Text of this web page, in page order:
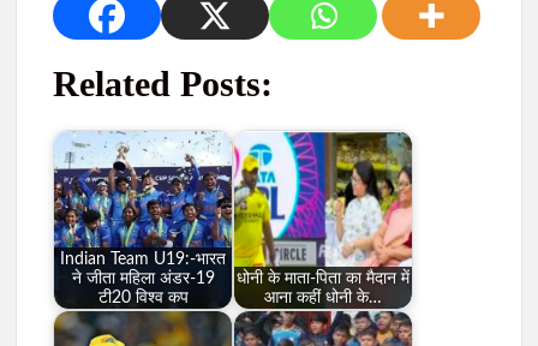
Related Posts:
Indian Team U19:-भारत
ने जीता महिला अंडर-19
टी20 विश्व कप
धोनी के माता-पिता का मैदान में
आना कहीं धोनी के…